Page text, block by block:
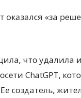
что удалила
ChatGPT,
создатель,